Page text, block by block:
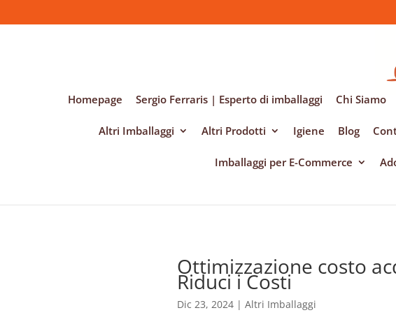
Homepage Sergio Ferraris | Esperto di imballaggi Chi Siamo
Altri Imballaggi Altri Prodotti Igiene Blog
Imballaggi per E-Commerce
Ottimizzazione costo
Riduci i Costi
Dic 23, 2024 |Altri Imballaggi